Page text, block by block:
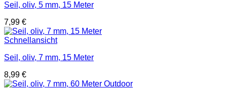
Seil, oliv, 5 mm, 15 Meter
7,99 €
Schnellansicht
Seil, oliv, 7 mm, 15 Meter
8,99 €